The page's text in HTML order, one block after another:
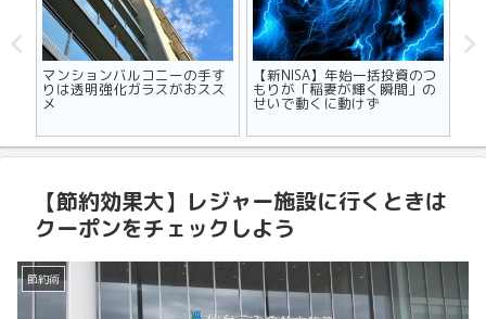
マンションバルコニーの手す
りは透明強化ガラスがおスス
メ
【新NISA】年始一括投資のつ
もりが「稲妻が輝く瞬間」の
せいで動くに動けず
【節約効果大】レジャー施設に行くときは
クーポンをチェックしよう
節約術